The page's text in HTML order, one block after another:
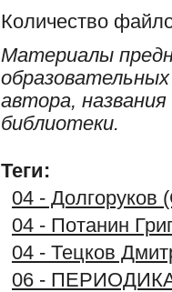
Количество
Материалы
автора,
библиотеки.
Теги:
04 - Долгоруков
04 - Потанин
04 - Тецков
06 -